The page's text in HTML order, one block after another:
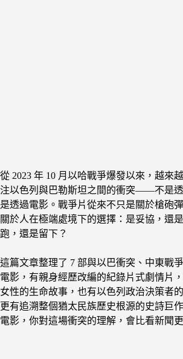
從 2023 年 10 月以哈戰爭爆發以來，越來
注以色列與巴勒斯坦之間的衝突——不是
是透過電影。戰爭片從來不只是關於槍砲
關於人在極端處境下的選擇：是妥協，還
跑，還是留下？
這篇文章整理了 7 部與以巴衝突、中東戰
電影，有親身經歷改編的紀錄片式劇情片
女性的生命故事，也有以色列政治決策者
更有追溯整個猶太民族歷史根源的史詩巨
電影，你對這場衝突的理解，會比看新聞